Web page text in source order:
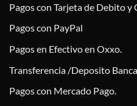
Pagos con Tarjeta de Debito y
Pagos con PayPal
Pagos en Efectivo en Oxxo.
Transferencia /Deposito
Pagos con Mercado Pago.